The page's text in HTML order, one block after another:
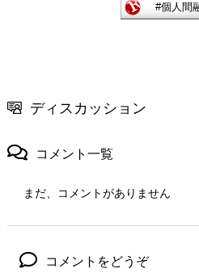
ディスカッション
コメント一覧
まだ、コメントがありません
コメントをどうぞ